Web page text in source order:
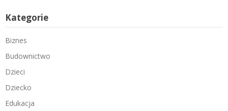
Kategorie
Biznes
Budownictwo
Dzieci
Dziecko
Edukacja